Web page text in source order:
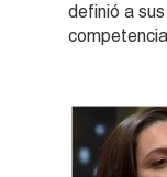
definió a
competencia